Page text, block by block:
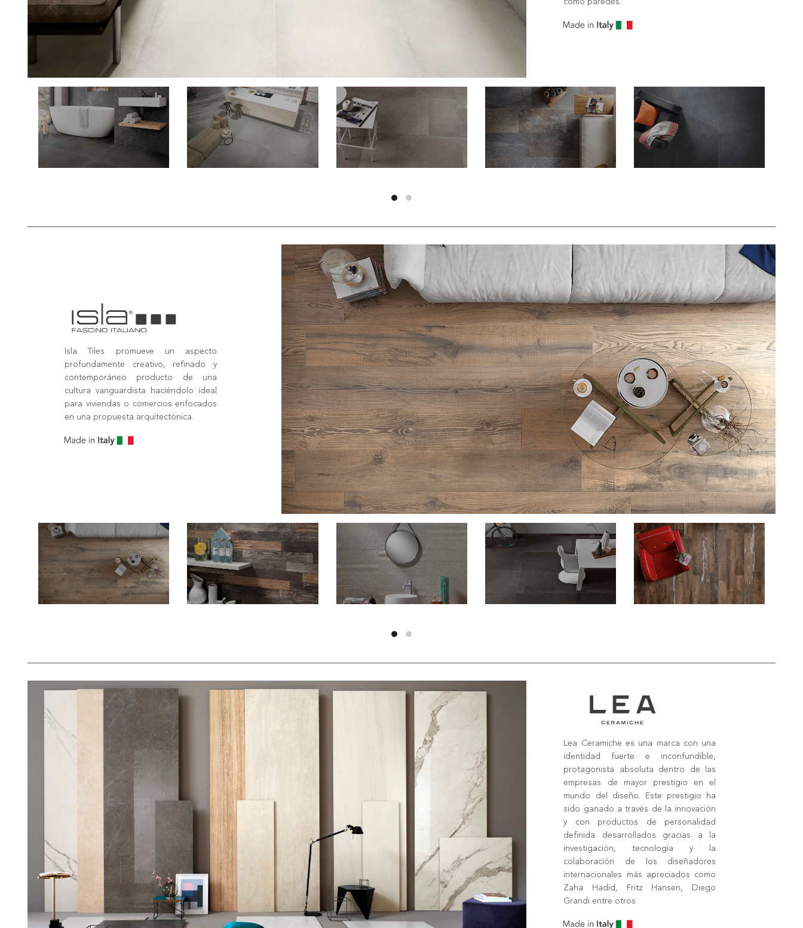
como paredes.
Isla Tiles promueve un aspecto
profundamente creativo, refinado y
contemporáneo producto de una
cultura vanguardista haciéndolo ideal
para viviendas o comercios enfocados
en una propuesta arquitectónica.
Lea Ceramiche es una marca con una
identidad fuerte e inconfundible,
protagonista absoluta dentro de las
empresas de mayor prestigio en el
mundo del diseño. Este prestigio ha
sido ganado a través de la innovación
y con productos de personalidad
definida desarrollados gracias a la
investigación, tecnología y la
colaboración de los diseñadores
internacionales más apreciados como
Zaha Hadid, Fritz Hansen, Diego
Grandi entre otros.